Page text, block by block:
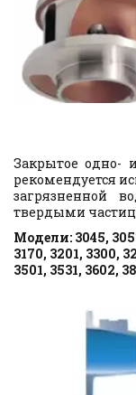
Закрытое одно-
рекомендуется
загрязненной
твердыми
Модели: 3045,
3170, 3201, 3300,
3501, 3531, 3602,